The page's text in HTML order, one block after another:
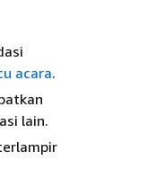
acara.
lain.